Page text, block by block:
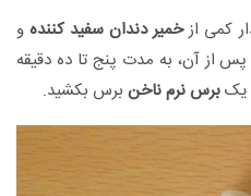
کمی ازخمیر دندان سفید کنندهو
از آن، به مدت پنج تا ده دقیقه
یکبرس نرم ناخن برس بکشید.